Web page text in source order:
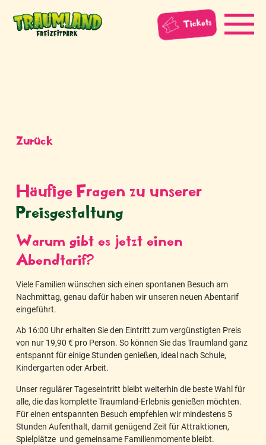
Zurück
Häufige Fragen zu unserer
Preisgestaltung
Warum gibt es jetzt einen
Abendtarif?
Viele Familien wünschen sich einen spontanen Besuch am
Nachmittag, genau dafür haben wir unseren neuen Abentarif
eingeführt.
Ab 16:00 Uhr erhalten Sie den Eintritt zum vergünstigten Preis
von nur 19,90 € pro Person. So können Sie das Traumland ganz
entspannt für einige Stunden genießen, ideal nach Schule,
Kindergarten oder Arbeit.
Unser regulärer Tageseintritt bleibt weiterhin die beste Wahl für
alle, die das komplette Traumland-Erlebnis genießen möchten.
Für einen entspannten Besuch empfehlen wir mindestens 5
Stunden Aufenthalt, damit genügend Zeit für Attraktionen,
Spielplätze und gemeinsame Familienmomente bleibt.
Tickets